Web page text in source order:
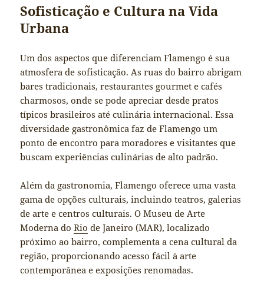
Sofisticação e Cultura na Vida
Urbana
Um dos aspectos que diferenciam Flamengo é sua
atmosfera de sofisticação. As ruas do bairro abrigam
bares tradicionais, restaurantes gourmet e cafés
charmosos, onde se pode apreciar desde pratos
típicos brasileiros até culinária internacional. Essa
diversidade gastronômica faz de Flamengo um
ponto de encontro para moradores e visitantes que
buscam experiências culinárias de alto padrão.
Além da gastronomia, Flamengo oferece uma vasta
gama de opções culturais, incluindo teatros, galerias
de arte e centros culturais. O Museu de Arte
Moderna doRio de Janeiro (MAR), localizado
próximo ao bairro, complementa a cena cultural da
região, proporcionando acesso fácil à arte
contemporânea e exposições renomadas.